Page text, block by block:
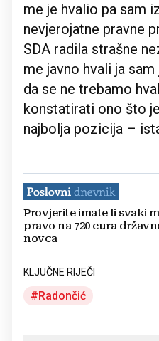
me je hvalio pa sam
nevjerojatne pravne
SDA radila strašne
me javno hvali ja
da se ne trebamo
konstatirati ono što
najbolja pozicija –
Provjerite imate li svaki
pravo na 720 eura
novca
KLJUČNE RIJEČI
Radončić